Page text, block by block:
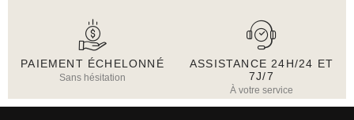
PAIEMENT ÉCHELONNÉ
Sans hésitation
ASSISTANCE 24H/24 ET
7J/7
À votre service